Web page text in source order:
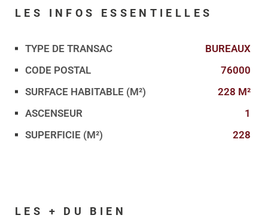
LES INFOS ESSENTIELLES
Caractérisque Valeurs
TYPE DE TRANSAC
BUREAUX
CODE POSTAL
76000
SURFACE HABITABLE (M²)
228 M²
ASCENSEUR
1
SUPERFICIE (M²)
228
LES + DU BIEN